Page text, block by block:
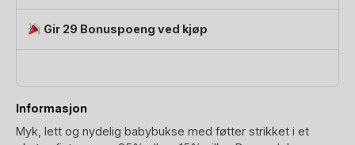
PointelleGir 29 Bonuspoeng ved kjøp
Informasjon
Myk, lett og nydelig babybukse med føtter strikket i et